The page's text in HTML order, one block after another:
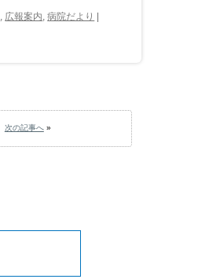
, 広報案内,病院だより
次の記事へ»